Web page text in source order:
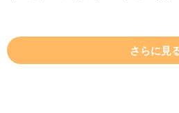
さらに見